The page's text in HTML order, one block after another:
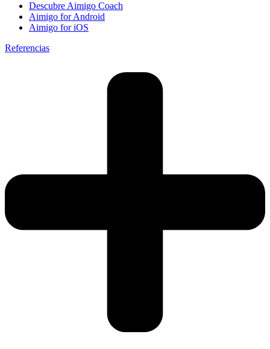
Descubre Aimigo Coach
Aimigo for Android
Aimigo for iOS
Referencias